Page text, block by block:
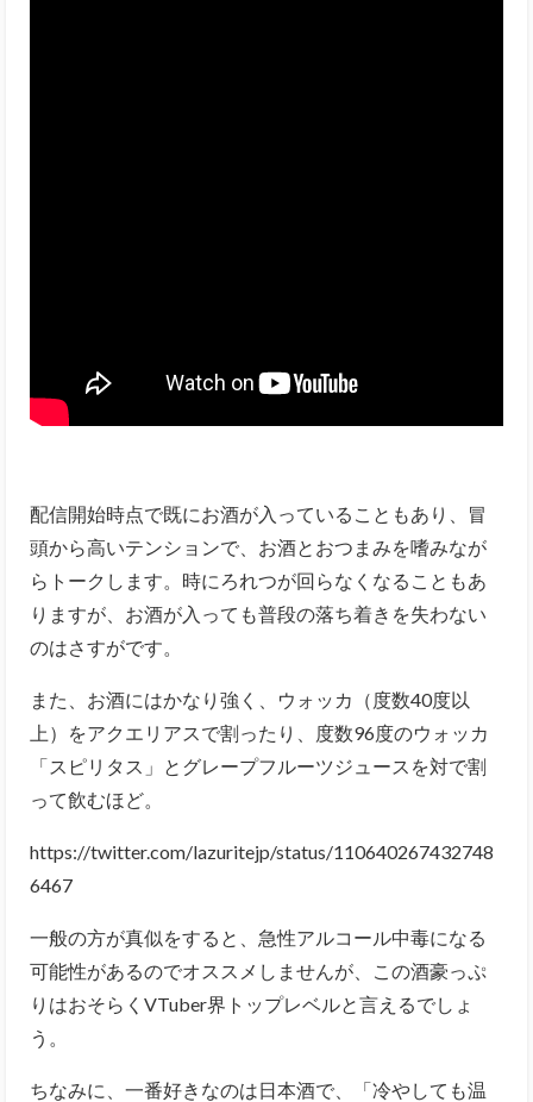
配信開始時点で既にお酒が入っていることもあり、冒
頭から高いテンションで、お酒とおつまみを嗜みなが
らトークします。時にろれつが回らなくなることもあ
りますが、お酒が入っても普段の落ち着きを失わない
のはさすがです。
また、お酒にはかなり強く、ウォッカ（度数40度以
上）をアクエリアスで割ったり、度数96度のウォッカ
「スピリタス」とグレープフルーツジュースを対で割
って飲むほど。
https://twitter.com/lazuritejp/status/110640267432748
6467
一般の方が真似をすると、急性アルコール中毒になる
可能性があるのでオススメしませんが、この酒豪っぷ
りはおそらくVTuber界トップレベルと言えるでしょ
う。
ちなみに、一番好きなのは日本酒で、「冷やしても温